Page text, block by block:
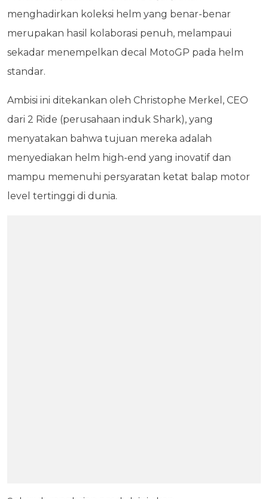
menghadirkan koleksi helm yang benar-benar
merupakan hasil kolaborasi penuh, melampaui
sekadar menempelkan decal MotoGP pada helm
standar.
Ambisi ini ditekankan oleh Christophe Merkel, CEO
dari 2 Ride (perusahaan induk Shark), yang
menyatakan bahwa tujuan mereka adalah
menyediakan helm high-end yang inovatif dan
mampu memenuhi persyaratan ketat balap motor
level tertinggi di dunia.